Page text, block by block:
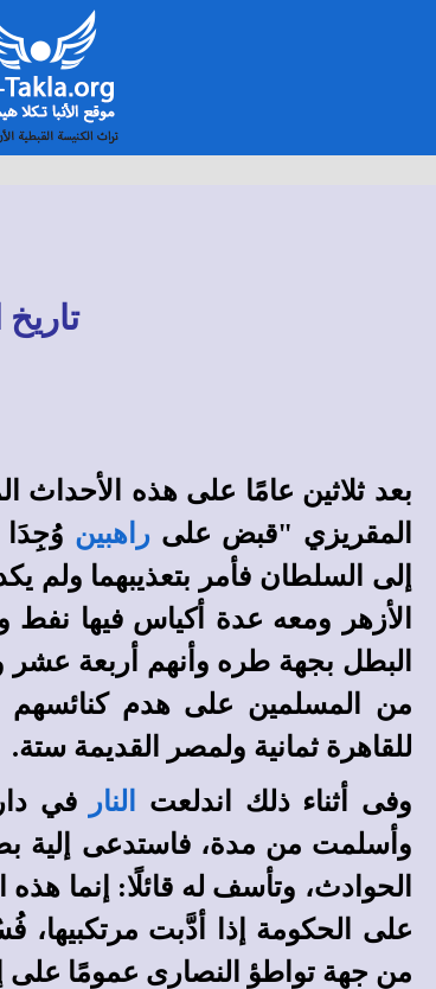
تاريخ
بعد ثلاثين عامًا على هذه
المقريزي "قبض علىراهبين
إلى السلطان فأمر بتعذيبهما ولم
الأزهر ومعه عدة أكياس فيها نفط
البطل بجهة طره وأنهم أربعة عشر
من المسلمين على هدم كنائسهم
للقاهرة ثمانية ولمصر القديمة ستة.
وفى أثناء ذلك اندلعت
النار في
وأسلمت من مدة، فاستدعى إلية
الحوادث، وتأسف له قائلًا: إنما
على الحكومة إذا أدَّبت
من جهة تواطؤ النصارى عمومًا على